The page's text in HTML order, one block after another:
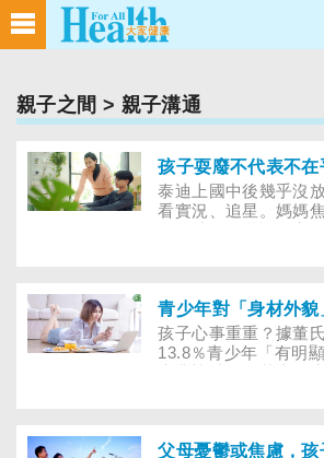
親子之間 > 親子溝通
泰迪上國中後幾乎沒
看實況、追星。媽媽
歷的風暴。這篇文章
孩子心事重重？據董
13.8％青少年「有明
試、對未來不確定、
理健康，看看專家